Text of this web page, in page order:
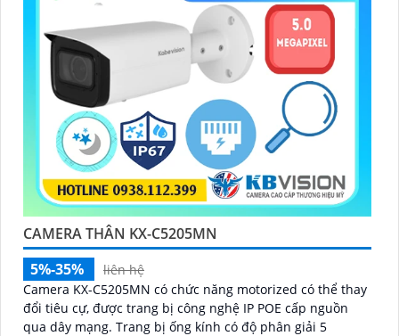
CAMERA THÂN KX-C5205MN
5%-35%
liên hệ
Camera KX-C5205MN có chức năng motorized có thể thay
đổi tiêu cự, được trang bị công nghệ IP POE cấp nguồn
qua dây mạng. Trang bị ống kính có độ phân giải 5